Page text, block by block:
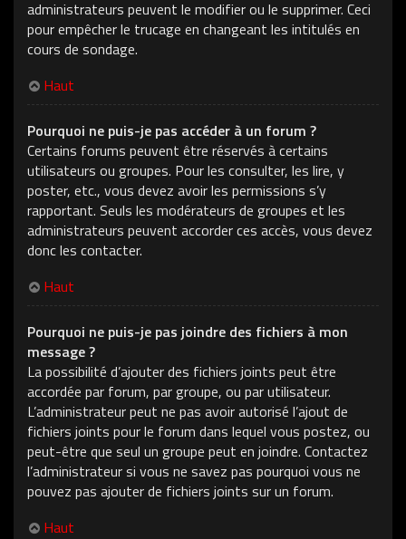
administrateurs peuvent le modifier ou le supprimer. Ceci
pour empêcher le trucage en changeant les intitulés en
cours de sondage.
Haut
Pourquoi ne puis-je pas accéder à un forum ?
Certains forums peuvent être réservés à certains
utilisateurs ou groupes. Pour les consulter, les lire, y
poster, etc., vous devez avoir les permissions s’y
rapportant. Seuls les modérateurs de groupes et les
administrateurs peuvent accorder ces accès, vous devez
donc les contacter.
Haut
Pourquoi ne puis-je pas joindre des fichiers à mon
message ?
La possibilité d’ajouter des fichiers joints peut être
accordée par forum, par groupe, ou par utilisateur.
L’administrateur peut ne pas avoir autorisé l’ajout de
fichiers joints pour le forum dans lequel vous postez, ou
peut-être que seul un groupe peut en joindre. Contactez
l’administrateur si vous ne savez pas pourquoi vous ne
pouvez pas ajouter de fichiers joints sur un forum.
Haut